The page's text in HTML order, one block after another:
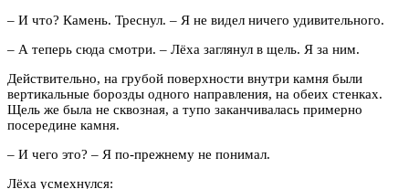
– И что? Камень. Треснул. – Я не видел ничего удивительного.
– А теперь сюда смотри. – Лёха заглянул в щель. Я за ним.
Действительно, на грубой поверхности внутри камня были
вертикальные борозды одного направления, на обеих стенках.
Щель же была не сквозная, а тупо заканчивалась примерно
посередине камня.
– И чего это? – Я по-прежнему не понимал.
Лёха усмехнулся: